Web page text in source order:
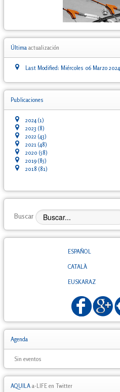
Última actualización
Last Modified: Miércoles 06 Marzo
Publicaciones
2024 (1)
2023 (8)
2022 (43)
2021 (48)
2020 (58)
2019 (85)
2018 (81)
Buscar
ESPAÑOL
CATALÀ
EUSKARAZ
Agenda
Sin eventos
AQUILA a-LIFE en Twitter